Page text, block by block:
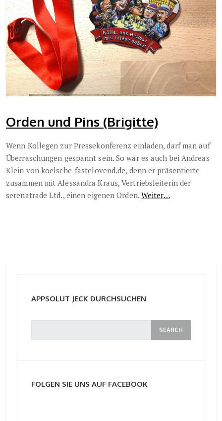
Orden und Pins (Brigitte)
Wenn Kollegen zur Pressekonferenz einladen, darf man auf
Überraschungen gespannt sein. So war es auch bei Andreas
Klein von koelsche-fastelovend.de, denn er präsentierte
zusammen mit Alessandra Kraus, Vertriebsleiterin der
serenatrade Ltd., einen eigenen Orden. Weiter…
APPSOLUT JECK DURCHSUCHEN
FOLGEN SIE UNS AUF FACEBOOK